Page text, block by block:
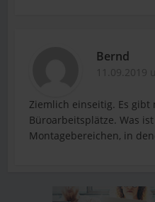
Bernd
Ziemlich einseitig. Es gibt
Büroarbeitsplätze. Was
Montagebereichen, in